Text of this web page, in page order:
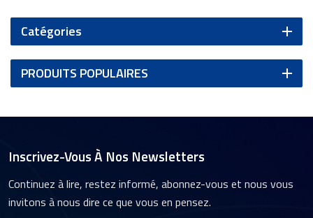
Catégories
PRODUITS POPULAIRES
Inscrivez-Vous À Nos Newsletters
Continuez à lire, restez informé, abonnez-vous et nous vous
invitons à nous dire ce que vous en pensez.